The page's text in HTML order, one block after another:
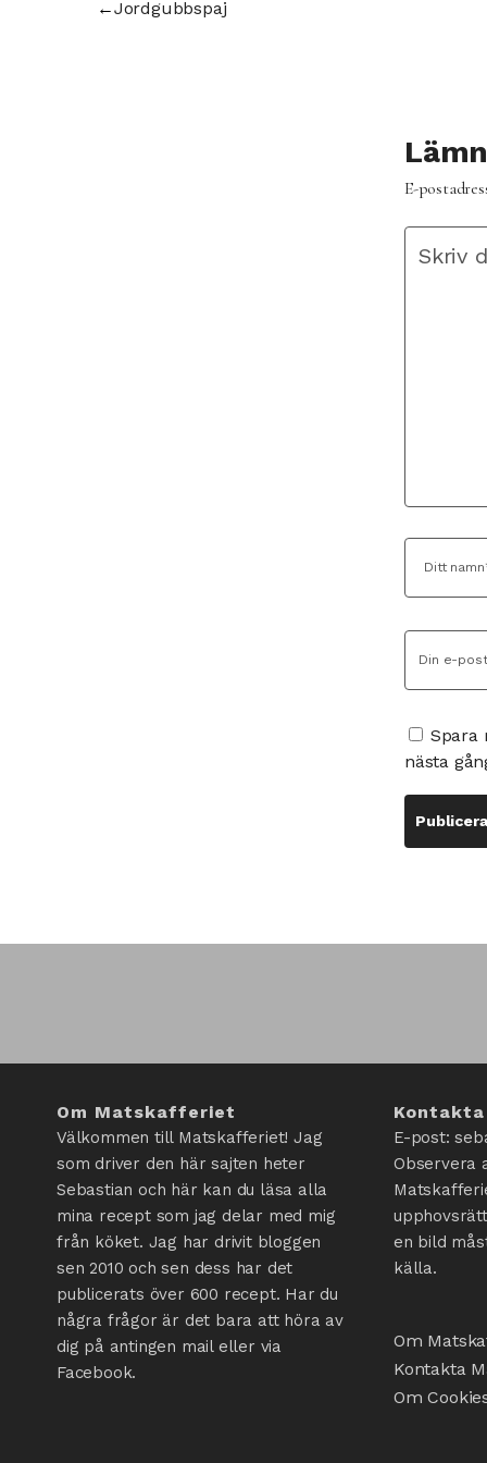
←Jordgubbspaj
E-
Spara
nästa
Om Matskafferiet
Välkommen till Matskafferiet! Jag
som driver den här sajten heter
Sebastian och här kan du läsa alla
mina recept som jag delar med mig
från köket. Jag har drivit bloggen
sen 2010 och sen dess har det
publicerats över 600 recept. Har du
några frågor är det bara att höra av
dig på antingen mail eller via
Facebook.
E-post:
Observera
en bild
källa.
Om
Kontakta
Om